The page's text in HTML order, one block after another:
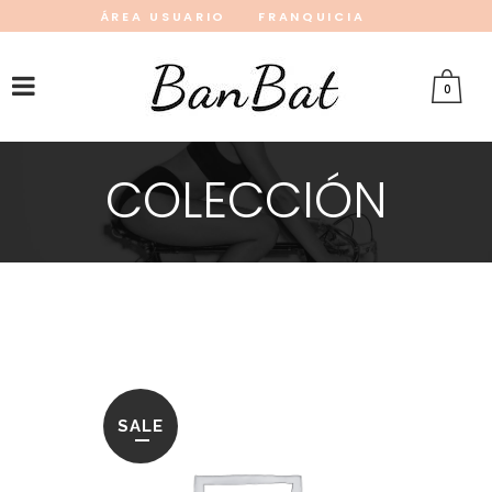
ÁREA USUARIO
FRANQUICIA
0
COLECCIÓN
SALE